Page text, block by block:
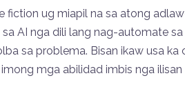
fiction ug miapil na sa atong
AI nga dili lang nag-automate
sa problema. Bisan ikaw usa
mga abilidad imbis nga ilisan